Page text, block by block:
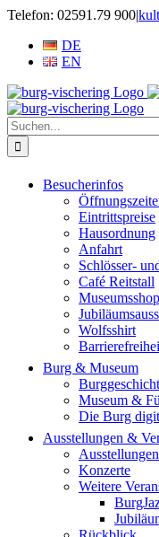
Zum
springen
Telefon: 02591.79 900|
DE
EN
Suche
nach:
Besucherinfos
Eintrittspreise
Hausordnung
Anfahrt
Schlösser-
Café Reitstall
Museumsshop
Wolfsshirt
Burg & Museum
Museum &
Die Burg
Ausstellungen &
Ausstellungen
Konzerte
Weitere